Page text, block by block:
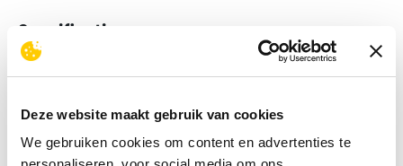
Deze website maakt gebruik van cookies
We gebruiken cookies om content en advertenties te
Specificaties
Aantal basis-switching RJ-45 Ethernet-poorten
Switch typeManaged
Type basis-switching RJ-45 Ethernet-poorten
Ethernet (10/100/1000)
Switch-laag